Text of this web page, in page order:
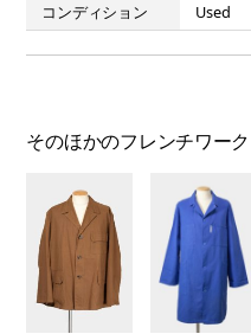
コンディション
Used
そのほかのフレンチワーク